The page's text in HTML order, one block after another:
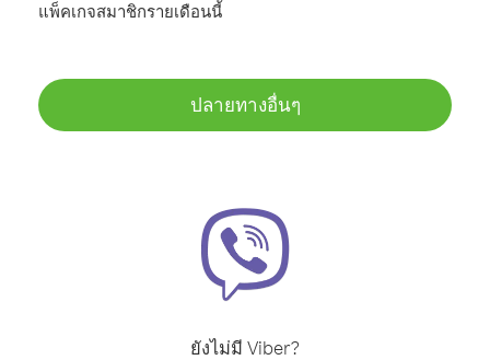
แพ็คเกจสมาชิกรายเดือนนี้
ปลายทางอื่นๆ
ยังไม่มี Viber?